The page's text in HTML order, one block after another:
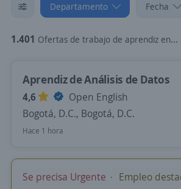
Departamento Fecha
1.401 Ofertas de trabajo de aprendiz en Bogotá, D.C.
Aprendiz de Análisis de Datos
4,6
Open English
Bogotá, D.C., Bogotá, D.C.
Hace 1 hora
Se precisa Urgente Empleo